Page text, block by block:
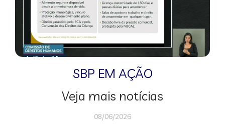
SBP EM AÇÃO
Veja mais notícias
08/06/2026